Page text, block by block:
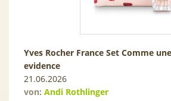
Yves Rocher France Set Comme une
evidence
21.06.2026
von: Andi Rothlinger